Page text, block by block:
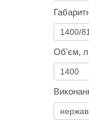
Об'єм, л